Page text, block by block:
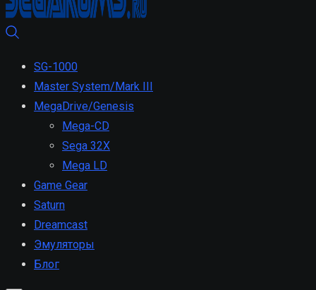
SG-1000
Master System/Mark III
MegaDrive/Genesis
Mega-CD
Sega 32X
Mega LD
Game Gear
Saturn
Dreamcast
Эмуляторы
Блог